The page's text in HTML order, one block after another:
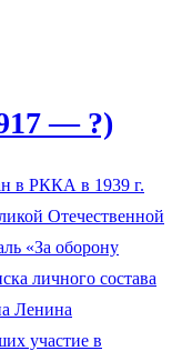
— ?)
в РККА в 1939 г.
Отечественной
«За оборону
личного состава
Ленина
участие в